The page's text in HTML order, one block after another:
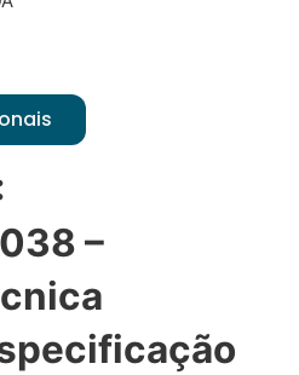
–